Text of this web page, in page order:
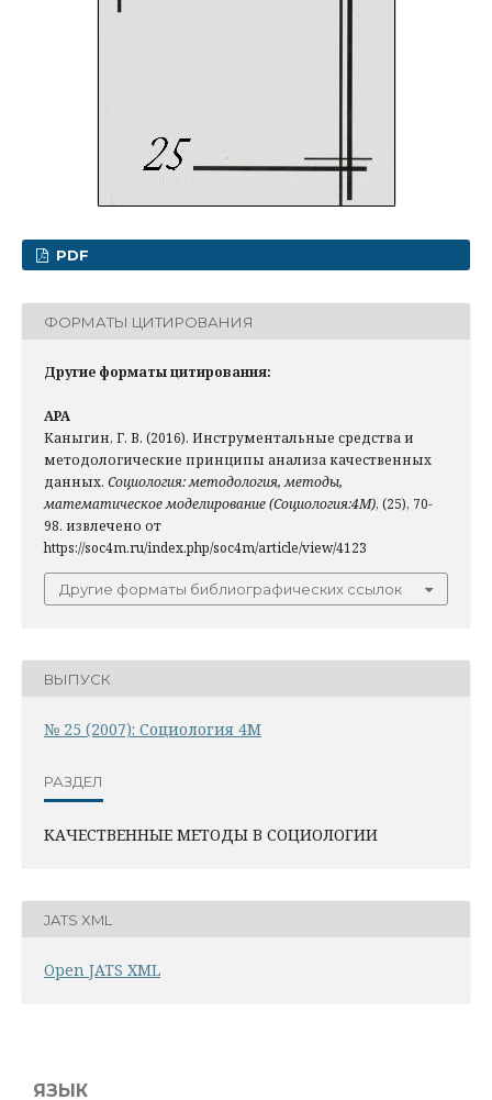
PDF
ФОРМАТЫ ЦИТИРОВАНИЯ
Другие форматы цитирования:
APA
Каныгин, Г. В. (2016). Инструментальные средства и
методологические принципы анализа качественных
данных. Социология: методология, методы,
математическое моделирование (Социология:4М), (25), 70-
98. извлечено от
https://soc4m.ru/index.php/soc4m/article/view/4123
Другие форматы библиографических ссылок
ВЫПУСК
№ 25 (2007): Социология 4М
РАЗДЕЛ
КАЧЕСТВЕННЫЕ МЕТОДЫ В СОЦИОЛОГИИ
JATS XML
Open JATS XML
ЯЗЫК